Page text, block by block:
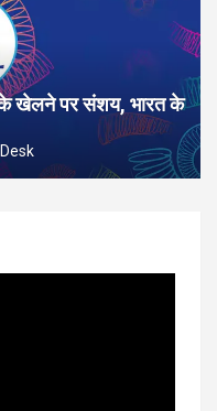
के खेलने पर संशय, भारत के